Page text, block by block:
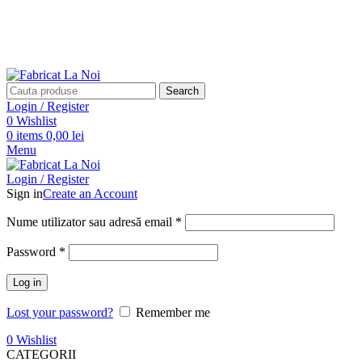
Search
Login / Register
0 Wishlist
0 items 0,00 lei
Menu
Login / Register
Sign inCreate an Account
Nume utilizator sau adresă email *
Password *
Log in
Lost your password?
Remember me
0 Wishlist
CATEGORII